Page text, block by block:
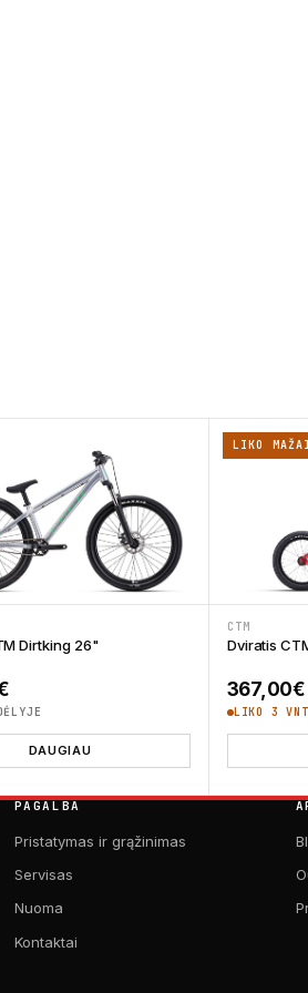
Dirtking 26"
DAUGIAU
LIKO
CTM
Dviratis
367,00€
LIKO 3
PAGALBA
Pristatymas ir grąžinimas
Servisas
Nuoma
Kontaktai